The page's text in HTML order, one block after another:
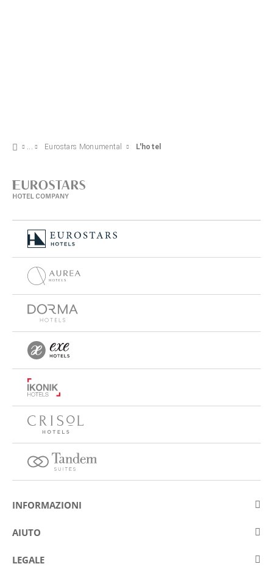
Eurostars Monumental L'hotel
INFORMAZIONI
Su Eurostars Hotel Company
Concorsis
AIUTO
Contattare
LEGALE